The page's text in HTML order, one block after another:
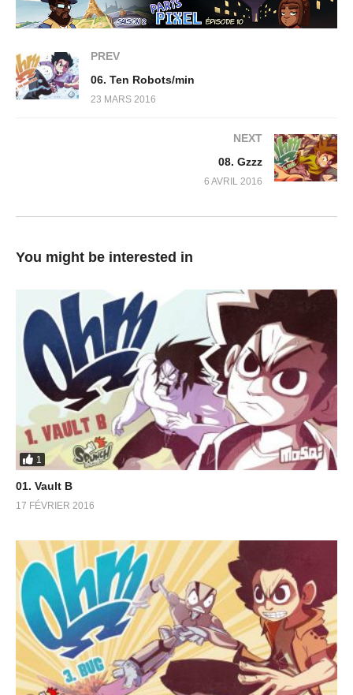
PREV
06. Ten Robots/min
23 MARS 2016
NEXT
08. Gzzz
6 AVRIL 2016
You might be interested in
1
01. Vault B
17 FÉVRIER 2016